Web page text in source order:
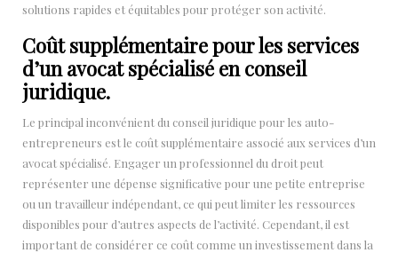
solutions rapides et équitables pour protéger son activité.
Coût supplémentaire pour les services
d’un avocat spécialisé en conseil
juridique.
Le principal inconvénient du conseil juridique pour les auto-
entrepreneurs est le coût supplémentaire associé aux services d’un
avocat spécialisé. Engager un professionnel du droit peut
représenter une dépense significative pour une petite entreprise
ou un travailleur indépendant, ce qui peut limiter les ressources
disponibles pour d’autres aspects de l’activité. Cependant, il est
important de considérer ce coût comme un investissement dans la